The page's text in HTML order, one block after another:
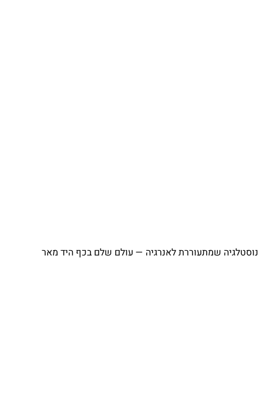
⁨ נוסטלגיה שמתעוררת לאנרגיה — עולם שלם בכף היד מאר